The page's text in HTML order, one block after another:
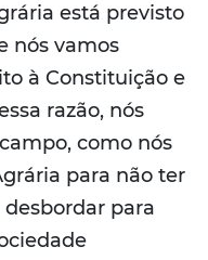
está previsto
nós vamos
à Constituição e
razão, nós
como nós
para não ter
para